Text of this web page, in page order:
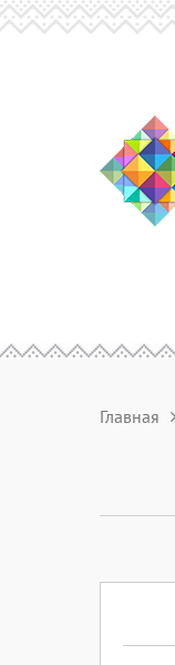
Главная